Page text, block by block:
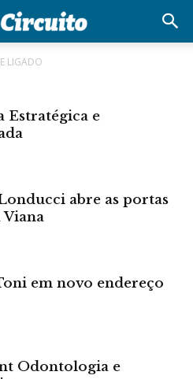
LIGADO
Estratégica e
abre as portas
Viana
em novo endereço
Odontologia e